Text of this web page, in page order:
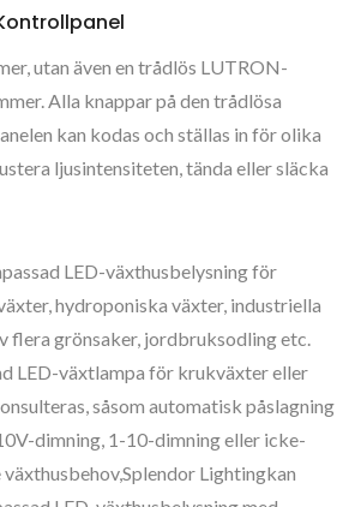
utan även en trådlös LUTRON-
Alla knappar på den trådlösa
kan kodas och ställas in för olika
ljusintensiteten, tända eller släcka
LED-växthusbelysning för
hydroponiska växter, industriella
flera grönsaker, jordbruksodling etc.
LED-växtlampa för krukväxter eller
såsom automatisk påslagning
dimning, 1-10-dimning eller icke-
Lightingkan